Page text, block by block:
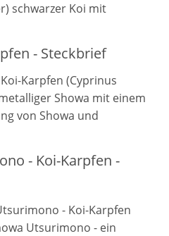
schwarzer Koi mit
- Steckbrief
Karpfen (Cyprinus
Showa mit einem
von Showa und
- Koi-Karpfen -
- Koi-Karpfen
Utsurimono - ein